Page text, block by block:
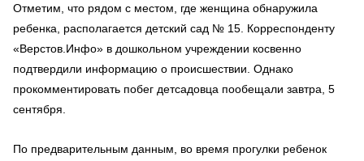
Отметим, что рядом с местом, где женщина обнаружила
ребенка, располагается детский сад № 15. Корреспонденту
«Верстов.Инфо» в дошкольном учреждении косвенно
подтвердили информацию о происшествии. Однако
прокомментировать побег детсадовца пообещали завтра, 5
сентября.
По предварительным данным, во время прогулки ребенок